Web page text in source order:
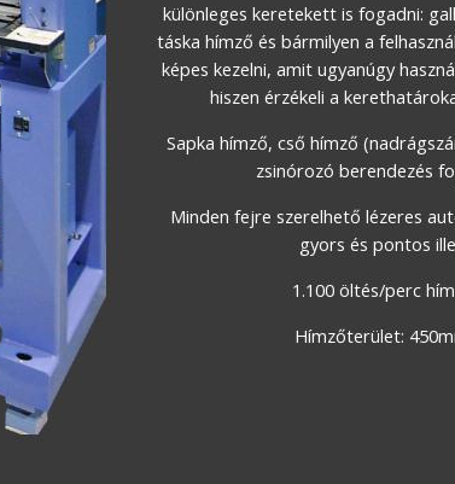
különleges keretekett is fogadni:
táska hímző és bármilyen a
képes kezelni, amit ugyanúgy
hiszen érzékeli a
Sapka hímző, cső hímző
zsinórozó berendezés
Minden fejre szerelhető lézeres
gyors és pontos
1.100 öltés/perc
Hímzőterület: